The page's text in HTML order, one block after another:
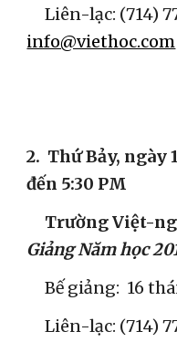
info@viethoc.com
2. Thứ Bảy, ngày
đến 5:30 PM
Trường Việt-
Giảng Năm học
Bế giảng:  16